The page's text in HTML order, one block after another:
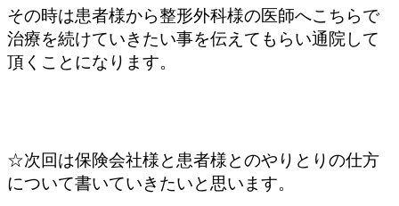
その時は患者様から整形外科様の医師へこちらで
治療を続けていきたい事を伝えてもらい通院して
頂くことになります。
☆次回は保険会社様と患者様とのやりとりの仕方
について書いていきたいと思います。